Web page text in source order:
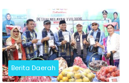
Berita Daerah